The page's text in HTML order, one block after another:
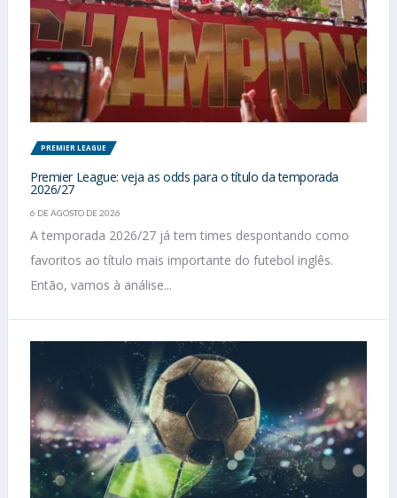
PREMIER LEAGUE
Premier League: veja as odds para o título da temporada
2026/27
6 DE AGOSTO DE 2026
A temporada 2026/27 já tem times despontando como
favoritos ao título mais importante do futebol inglês.
Então, vamos à análise...